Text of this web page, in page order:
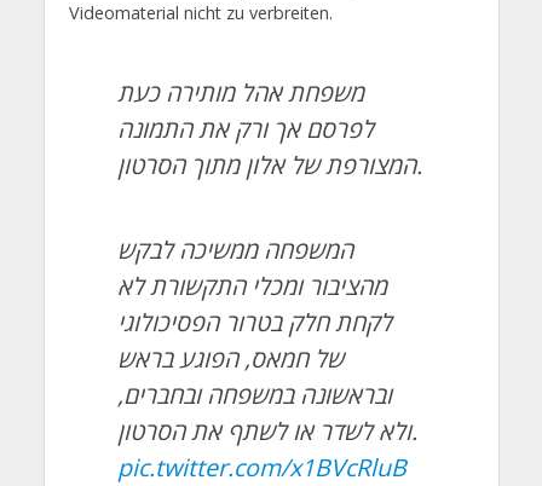
Videomaterial nicht zu verbreiten.
משפחת אהל מותירה כעת
לפרסם אך ורק את התמונה
המצורפת של אלון מתוך הסרטון.
המשפחה ממשיכה לבקש
מהציבור ומכלי התקשורת לא
לקחת חלק בטרור הפסיכולוגי
של חמאס, הפוגע בראש
ובראשונה במשפחה ובחברים,
ולא לשדר או לשתף את הסרטון.
pic.twitter.com/x1BVcRluB